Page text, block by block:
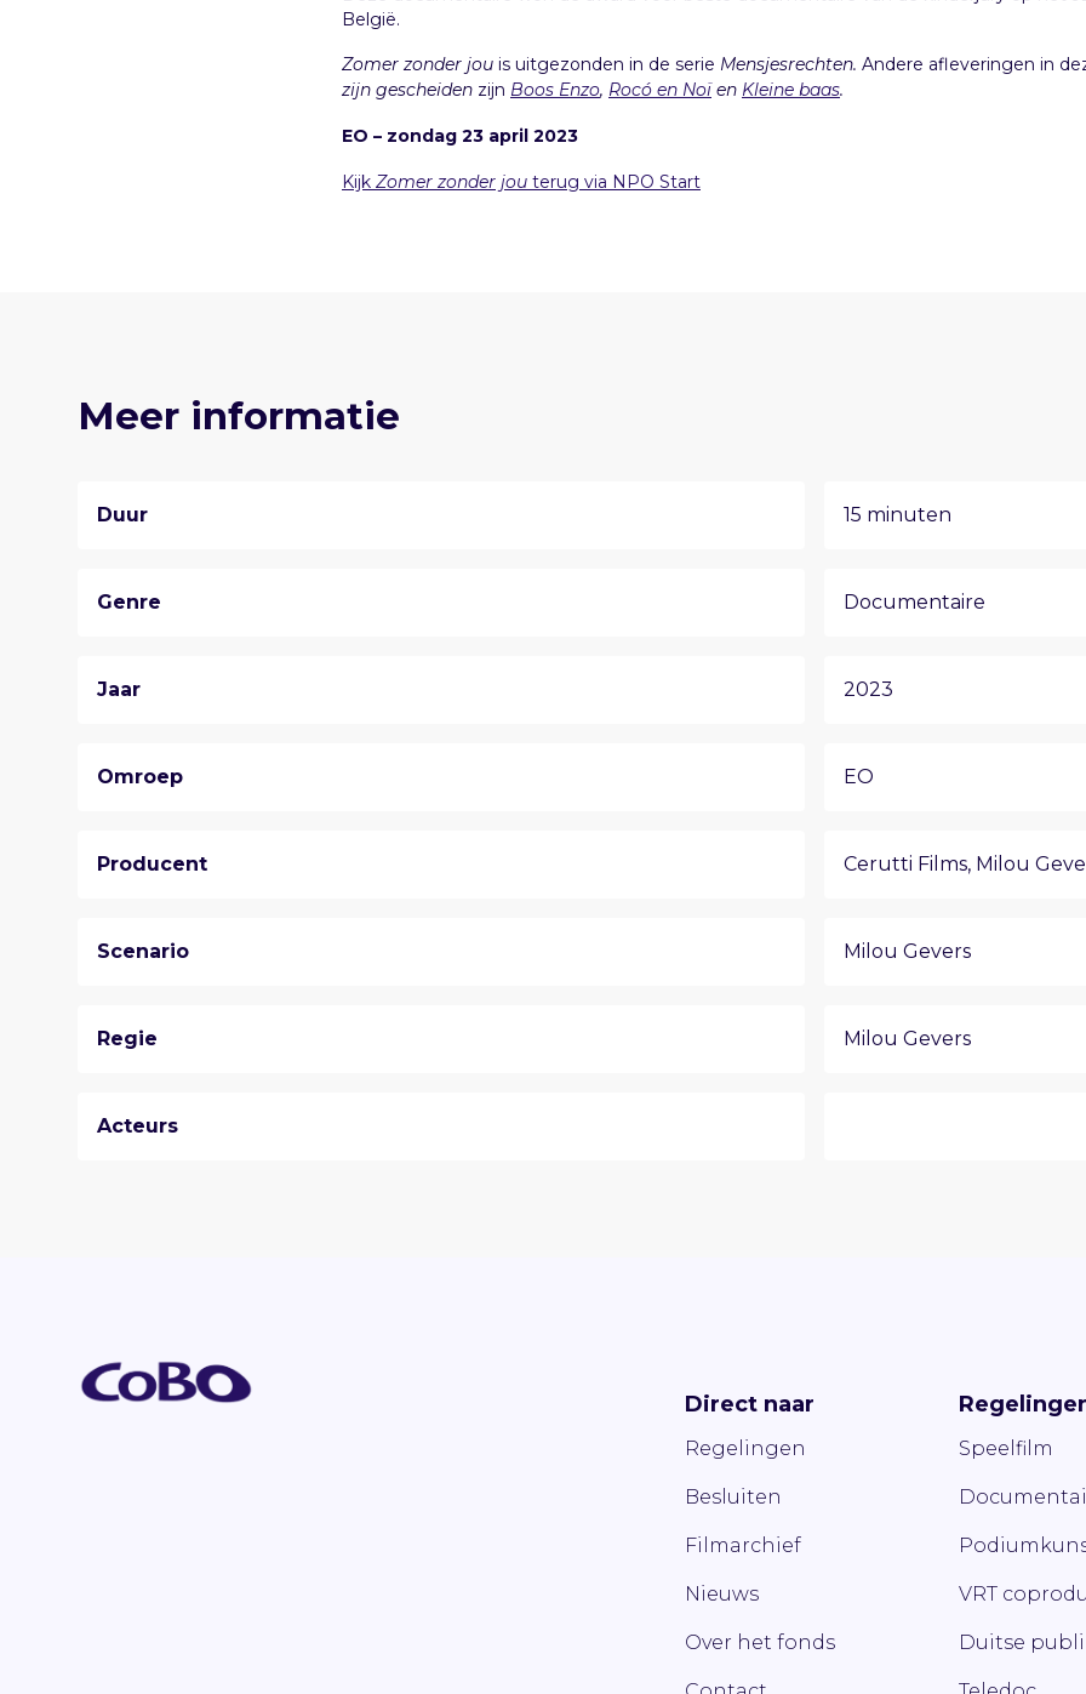
België.
Zomer zonder jou is uitgezonden in de serie Mensjesrechten. Andere afleveringen in
zijn gescheiden zijn Boos Enzo, Rocó en Noïen Kleine baas.
EO – zondag 23 april 2023
Kijk Zomer zonder jou terug via NPO Start
Meer informatie
Duur 15 minuten
Genre Documentaire
Jaar 2023
Omroep EO
Producent Cerutti Films, Milou
Scenario Milou Gevers
Regie Milou Gevers
Acteurs
Direct naar
Regelingen
Besluiten
Filmarchief
Nieuws
Over het fonds
Speelfilm
VRT
Duitse